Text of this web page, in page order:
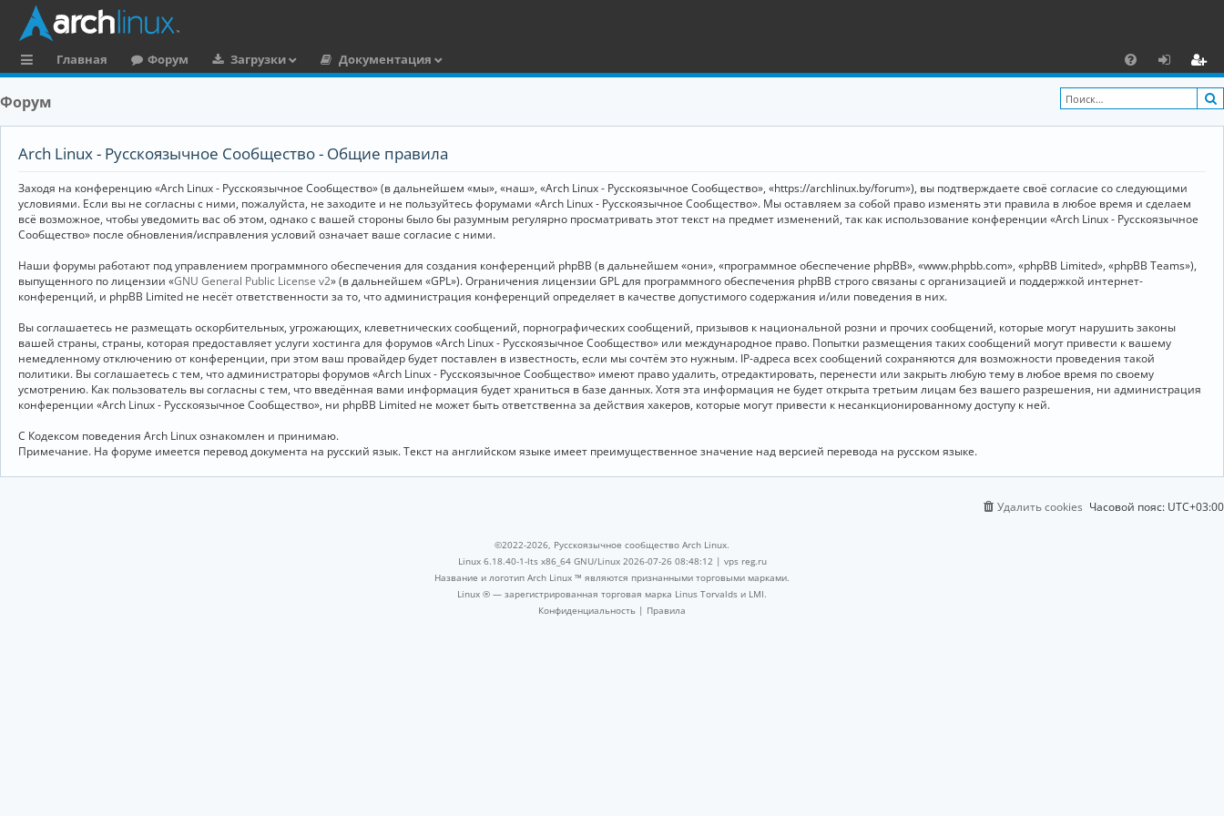
ы
и
Главная Форум Загрузки
Документация
F
A
х
о
ег
и
ц
Форум
Arch Linux - Русскоязычное Сообщество - Общие правила
Заходя на конференцию «Arch Linux - Русскоязычное Сообщество» (в дальнейшем «мы», «наш», «Arch Linux - Русскоязычное Сообщество», «https://archlinux.by/forum»), вы подтверждаете своё согласие со следующими
условиями. Если вы не согласны с ними, пожалуйста, не заходите и не пользуйтесь форумами «Arch Linux - Русскоязычное Сообщество». Мы оставляем за собой право изменять эти правила в любое время и сделаем
всё возможное, чтобы уведомить вас об этом, однако с вашей стороны было бы разумным регулярно просматривать этот текст на предмет изменений, так как использование конференции «Arch Linux - Русскоязычное
Сообщество» после обновления/исправления условий означает ваше согласие с ними.
Наши форумы работают под управлением программного обеспечения для создания конференций phpBB (в дальнейшем «они», «программное обеспечение phpBB», «www.phpbb.com», «phpBB Limited», «phpBB Teams»),
выпущенного по лицензии «GNU General Public License v2» (в дальнейшем «GPL»). Ограничения лицензии GPL для программного обеспечения phpBB строго связаны с организацией и поддержкой интернет-
конференций, и phpBB Limited не несёт ответственности за то, что администрация конференций определяет в качестве допустимого содержания и/или поведения в них.
Вы соглашаетесь не размещать оскорбительных, угрожающих, клеветнических сообщений, порнографических сообщений, призывов к национальной розни и прочих сообщений, которые могут нарушить законы
вашей страны, страны, которая предоставляет услуги хостинга для форумов «Arch Linux - Русскоязычное Сообщество» или международное право. Попытки размещения таких сообщений могут привести к вашему
немедленному отключению от конференции, при этом ваш провайдер будет поставлен в известность, если мы сочтём это нужным. IP-адреса всех сообщений сохраняются для возможности проведения такой
политики. Вы соглашаетесь с тем, что администраторы форумов «Arch Linux - Русскоязычное Сообщество» имеют право удалить, отредактировать, перенести или закрыть любую тему в любое время по своему
усмотрению. Как пользователь вы согласны с тем, что введённая вами информация будет храниться в базе данных. Хотя эта информация не будет открыта третьим лицам без вашего разрешения, ни администрация
конференции «Arch Linux - Русскоязычное Сообщество», ни phpBB Limited не может быть ответственна за действия хакеров, которые могут привести к несанкционированному доступу к ней.
С Кодексом поведения Arch Linux ознакомлен и принимаю.
Примечание. На форуме имеется перевод документа на русский язык. Текст на английском языке имеет преимущественное значение над версией перевода на русском языке.
Часовой пояс: UTC+03:00
Удалить cookies
©2022-2026, Русскоязычное сообщество Arch Linux.
Linux 6.18.40-1-lts x86_64 GNU/Linux 2026-07-26 08:48:12 | vps reg.ru
Название и логотип Arch Linux ™ являются признанными торговыми марками.
Linux ® — зарегистрированная торговая марка Linus Torvalds и LMI.
Конфиденциальность | Правила